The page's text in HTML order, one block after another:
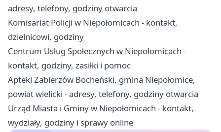
adresy, telefony, godziny otwarcia
Komisariat Policji w Niepołomicach - kontakt,
dzielnicowi, godziny
Centrum Usług Społecznych w Niepołomicach -
kontakt, godziny, zasiłki i pomoc
Apteki Zabierzów Bocheński, gmina Niepołomice,
powiat wielicki - adresy, telefony, godziny otwarcia
Urząd Miasta i Gminy w Niepołomicach - kontakt,
wydziały, godziny i sprawy online